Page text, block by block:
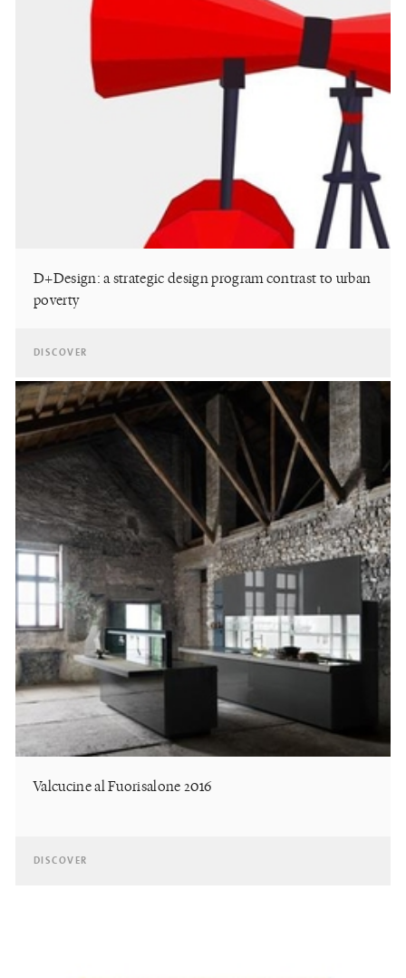
D+Design: a strategic design program contrast to urban
poverty
DISCOVER
Valcucine al Fuorisalone 2016
DISCOVER